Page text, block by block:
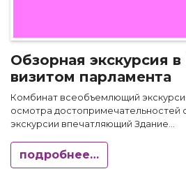
Обзорная экскурсия
визитом парламента
Комбинат всеобъемлющий
осмотра достопримечательностей
экскурсии впечатляющий Здание...
подробнее…